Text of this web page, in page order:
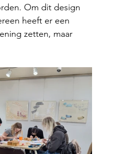
Om dit design
heeft er een
zetten, maar